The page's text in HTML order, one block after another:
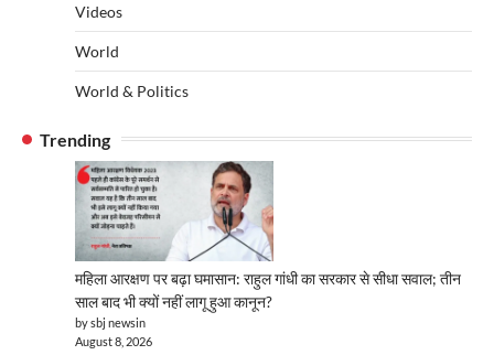
Videos
World
World & Politics
Trending
महिला आरक्षण पर बढ़ा घमासान: राहुल गांधी का सरकार से सीधा सवाल; तीन
साल बाद भी क्यों नहीं लागू हुआ कानून?
by sbj newsin
August 8, 2026